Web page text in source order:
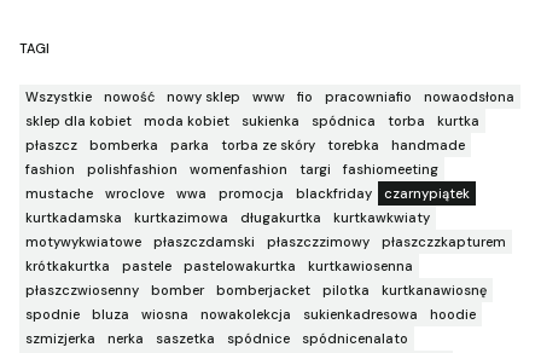
TAGI
Wszystkie nowość nowy sklep www fio pracowniafio
nowaodsłona
sklep dla kobiet
moda kobiet sukienka spódnica torba
kurtka
płaszcz
bomberka parka torba ze skóry torebka
handmade
fashion
polishfashion womenfashion targi
fashiomeeting
mustache
wroclove wwa promocja blackfriday
czarnypiątek
kurtkadamska
kurtkazimowa długakurtka
kurtkawkwiaty
motywykwiatowe
płaszczdamski płaszczzimowy
płaszczzkapturem
krótkakurtka
pastele pastelowakurtka
kurtkawiosenna
płaszczwiosenny
bomber bomberjacket pilotka
kurtkanawiosnę
spodnie
bluza wiosna nowakolekcja sukienkadresowa
hoodie
szmizjerka
nerka saszetka spódnice
spódnicenalato